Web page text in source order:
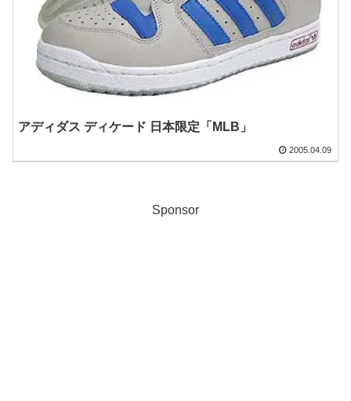
アディダス ディケード 日本限定「MLB」
2005.04.09
Sponsor